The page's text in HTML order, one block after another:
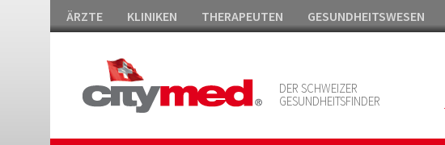
ÄRZTE KLINIKEN THERAPEUTEN GESUNDHEITSWESEN
DER SCHWEIZER
GESUNDHEITSFINDER